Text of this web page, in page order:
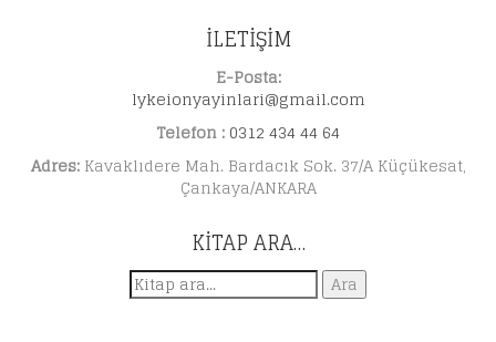
İLETİŞİM
E-Posta:
lykeionyayinlari@gmail.com
Telefon : 0312 434 44 64
Adres:Kavaklıdere Mah. Bardacık Sok. 37/A Küçükesat,
Çankaya/ANKARA
KITAP ARA…
Ara: Ara